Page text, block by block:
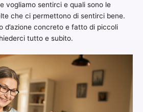
vogliamo sentirci e quali sono le
che ci permettono di sentirci bene.
d’azione concreto e fatto di piccoli
tutto e subito.